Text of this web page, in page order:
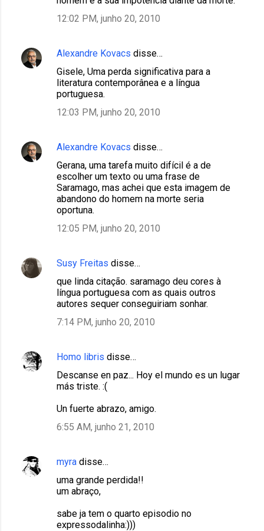
12:02 PM, junho 20, 2010
Alexandre Kovacs disse…
Gisele, Uma perda significativa para a
literatura contemporânea e a língua
portuguesa.
12:03 PM, junho 20, 2010
Alexandre Kovacs disse…
Gerana, uma tarefa muito difícil é a de
escolher um texto ou uma frase de
Saramago, mas achei que esta imagem de
abandono do homem na morte seria
oportuna.
12:05 PM, junho 20, 2010
Susy Freitas disse…
que linda citação. saramago deu cores à
língua portuguesa com as quais outros
autores sequer conseguiriam sonhar.
7:14 PM, junho 20, 2010
Homo libris disse…
Descanse en paz... Hoy el mundo es un lugar
más triste. :(
Un fuerte abrazo, amigo.
6:55 AM, junho 21, 2010
myra disse…
uma grande perdida!!
um abraço,
sabe ja tem o quarto episodio no
expressodalinha:)))